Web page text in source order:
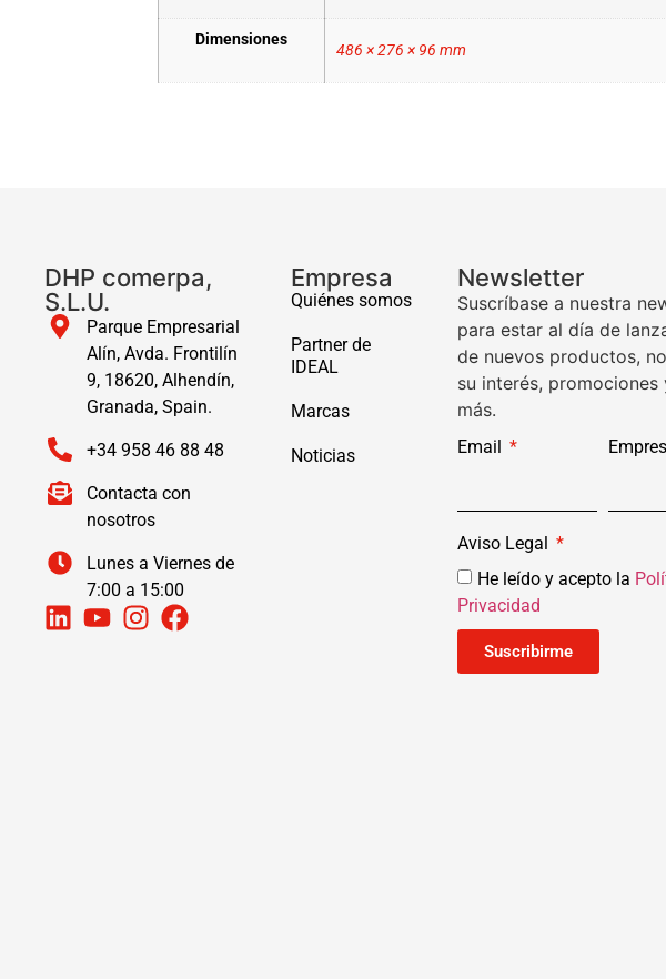
Dimensiones
486 × 276 × 96 mm
DHP comerpa,
S.L.U.
Parque Empresarial
Alín, Avda. Frontilín
9, 18620, Alhendín,
Granada, Spain.
+34 958 46 88 48
Contacta con
nosotros
Lunes a Viernes de
7:00 a 15:00
Empresa
Quiénes somos
Partner de
IDEAL
Marcas
Noticias
Newsletter
Suscríbase a nuestra
para estar al día de
de nuevos productos,
su interés, promociones
más.
Email
Aviso Legal
He leído y acepto la
Privacidad
Suscribirme